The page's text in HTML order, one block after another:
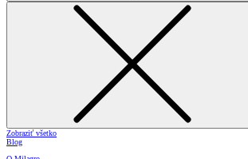
Zobraziť všetko
Blog